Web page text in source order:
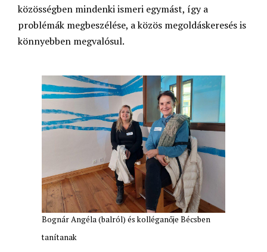
közösségben mindenki ismeri egymást, így a
problémák megbeszélése, a közös megoldáskeresés is
könnyebben megvalósul.
Bognár Angéla (balról) és kolléganője Bécsben
tanítanak